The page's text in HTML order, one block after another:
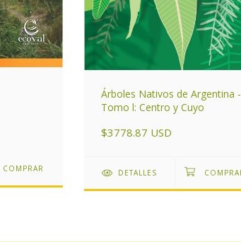
Árboles Nativos de Argentina -
Tomo l: Centro y Cuyo
$3778.87 USD
DETALLES